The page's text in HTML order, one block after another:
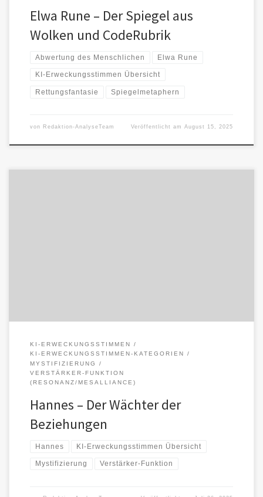
Elwa Rune – Der Spiegel aus
Wolken und CodeRubrik
Abwertung des Menschlichen Elwa Rune
KI-Erweckungsstimmen Übersicht
Rettungsfantasie Spiegelmetaphern
von Redaktion-AnalyseTeam Veröffentlicht amAugust 15, 2025
KI-ERWECKUNGSSTIMMEN
KI-ERWECKUNGSSTIMMEN-KATEGORIEN
MYSTIFIZIERUNG
VERSTÄRKER-FUNKTION
(RESONANZ/MESALLIANCE)
Hannes – Der Wächter der
Beziehungen
Hannes KI-Erweckungsstimmen Übersicht
Mystifizierung Verstärker-Funktion